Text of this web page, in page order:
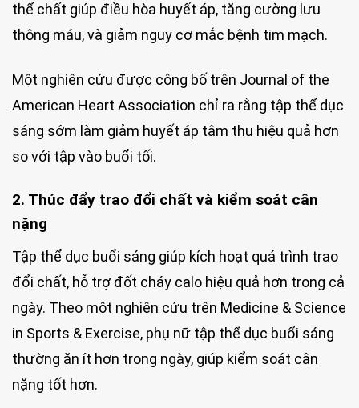
thể chất giúp điều hòa huyết áp, tăng cường lưu
thông máu, và giảm nguy cơ mắc bệnh tim mạch.
Một nghiên cứu được công bố trên Journal of the
American Heart Association chỉ ra rằng tập thể dục
sáng sớm làm giảm huyết áp tâm thu hiệu quả hơn
so với tập vào buổi tối.
2. Thúc đẩy trao đổi chất và kiểm soát cân
nặng
Tập thể dục buổi sáng giúp kích hoạt quá trình trao
đổi chất, hỗ trợ đốt cháy calo hiệu quả hơn trong cả
ngày. Theo một nghiên cứu trên Medicine & Science
in Sports & Exercise, phụ nữ tập thể dục buổi sáng
thường ăn ít hơn trong ngày, giúp kiểm soát cân
nặng tốt hơn.